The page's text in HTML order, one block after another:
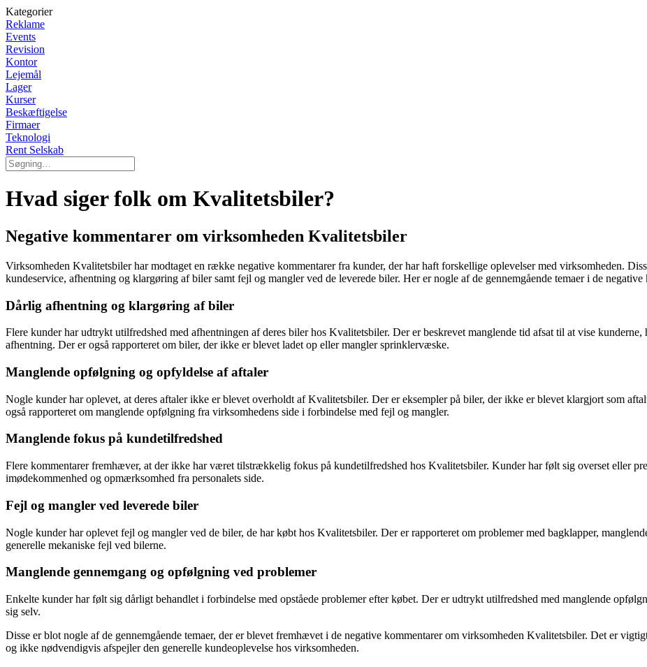
Kategorier
Reklame
Events
Revision
Kontor
Lejemål
Lager
Kurser
Beskæftigelse
Firmaer
Teknologi
Rent Selskab
Hvad siger folk om Kvalitetsbiler?
Negative kommentarer om virksomheden Kvalitetsbiler
Virksomheden Kvalitetsbiler har modtaget en række negative kommentarer fra kunder, der har haft forskellige oplevelser med virksomheden.
kundeservice, afhentning og klargøring af biler samt fejl og mangler ved de leverede biler. Her er nogle af de gennemgående temaer i de negative
Dårlig afhentning og klargøring af biler
Flere kunder har udtrykt utilfredshed med afhentningen af deres biler hos Kvalitetsbiler. Der er beskrevet manglende tid afsat til at vise
afhentning. Der er også rapporteret om biler, der ikke er blevet ladet op eller mangler sprinklervæske.
Manglende opfølgning og opfyldelse af aftaler
Nogle kunder har oplevet, at deres aftaler ikke er blevet overholdt af Kvalitetsbiler. Der er eksempler på biler, der ikke er blevet klargjort som
også rapporteret om manglende opfølgning fra virksomhedens side i forbindelse med fejl og mangler.
Manglende fokus på kundetilfredshed
Flere kommentarer fremhæver, at der ikke har været tilstrækkelig fokus på kundetilfredshed hos Kvalitetsbiler. Kunder har følt sig overset eller
imødekommenhed og opmærksomhed fra personalets side.
Fejl og mangler ved leverede biler
Nogle kunder har oplevet fejl og mangler ved de biler, de har købt hos Kvalitetsbiler. Der er rapporteret om problemer med bagklapper,
generelle mekaniske fejl ved bilerne.
Manglende gennemgang og opfølgning ved problemer
Enkelte kunder har følt sig dårligt behandlet i forbindelse med opståede problemer efter købet. Der er udtrykt utilfredshed med manglende
sig selv.
Disse er blot nogle af de gennemgående temaer, der er blevet fremhævet i de negative kommentarer om virksomheden Kvalitetsbiler. Det er
og ikke nødvendigvis afspejler den generelle kundeoplevelse hos virksomheden.